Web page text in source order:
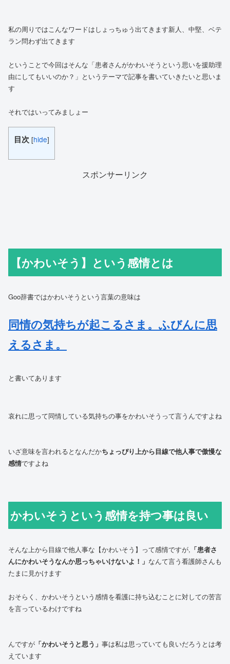
私の周りではこんなワードはしょっちゅう出てきます新人、中堅、ベテ
ラン問わず出てきます
ということで今回はそんな「患者さんがかわいそうという思いを援助理
由にしてもいいのか？」というテーマで記事を書いていきたいと思いま
す
それではいってみましょー
目次 [hide]
スポンサーリンク
【かわいそう】 という感情とは
Goo辞書ではかわいそうという言葉の意味は
同情の気持ちが起こるさま。ふびんに思
えるさま。
と書いてあります
哀れに思って同情している気持ちの事をかわいそうって言うんですよね
いざ意味を言われるとなんだかちょっぴり上から目線で他人事で傲慢な
感情ですよね
かわいそうという感情を持つ事は良い
そんな上から目線で他人事な【かわいそう】って感情ですが, 「患者さ
んにかわいそうなんか思っちゃいけないよ！」 なんて言う看護師さんも
たまに見かけます
おそらく、かわいそうという感情を看護に持ち込むことに対しての苦言
を言っているわけですね
んですが 「かわいそうと思う」 事は私は思っていても良いだろうとは考
えています